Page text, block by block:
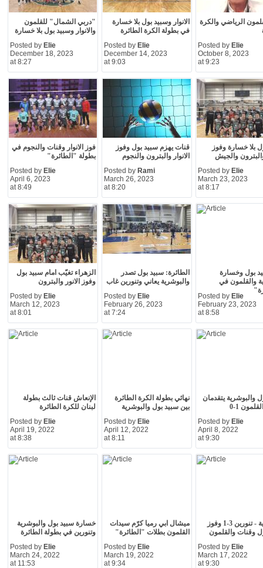
"دربي الشمال" للقلمون
والانوار وسبيد بول بلا خسارة
Posted by Elie
December 18, 2023
at 8:27
الانوار وسبيد بول بلا خسارة
في بطولة الكرة الطائرة
Posted by Elie
December 14, 2023
at 9:03
الرياضي والكرة
Posted by Elie
October 8, 2023
at 9:23
فوز الانوار وقنات والنجوم في
بطولة "الطائرة"
Posted by Elie
April 6, 2023
at 8:49
قنات يهزم سبيد بول وفوز
الانوار والبترون والنجوم
Posted by Rami
March 26, 2023
at 8:20
بلا خسارة وفوز
والبترون والجيش
Posted by Elie
March 23, 2023
at 8:17
الزهراء تغيّب امام سبيد بول
وفوز الانور والبترون
Posted by Elie
March 12, 2023
at 8:01
الطائرة: سبيد بول تصدر
والبوشرية يعاني وتنورين غاب
Posted by Elie
February 26, 2023
at 7:24
بول وخسارة
والقلمون في
Posted by Elie
February 23, 2023
at 8:58
الإنعاش قنات ثالث بطولة
لبنان للكرة الطائرة
Posted by Elie
April 19, 2022
at 8:38
نهائي بطولة الكرة الطائرة
بين سبيد بول والبوشرية
Posted by Elie
April 12, 2022
at 8:11
والبوشرية يتقدمان
1-0
Posted by Elie
April 8, 2022
at 9:30
خسارة سبيد بول والبوشرية
وتنورين في بطولة الطائرة
Posted by Elie
March 24, 2022
at 11:53
ميشال ابي رميا كرّم سيدات
القلمون بطلات "الطائرة"
Posted by Elie
March 19, 2022
at 9:34
البوشرية - تنورين 3-1 وفوز
وقنات والقلمون
Posted by Elie
March 17, 2022
at 9:30